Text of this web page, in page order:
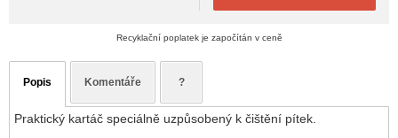
Recyklační poplatek je započítán v ceně
Popis Komentáře ?
Praktický kartáč speciálně uzpůsobený k čištění pítek.